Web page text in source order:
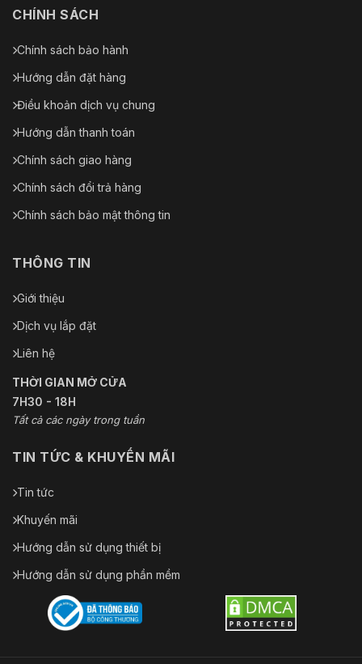
CHÍNH SÁCH
Chính sách bảo hành
Hướng dẫn đặt hàng
Điều khoản dịch vụ chung
Hướng dẫn thanh toán
Chính sách giao hàng
Chính sách đổi trả hàng
Chính sách bảo mật thông tin
THÔNG TIN
Giới thiệu
Dịch vụ lắp đặt
Liên hệ
THỜI GIAN MỞ CỬA
7H30 - 18H
Tất cả các ngày trong tuần
TIN TỨC & KHUYẾN MÃI
Tin tức
Khuyến mãi
Hướng dẫn sử dụng thiết bị
Hướng dẫn sử dụng phần mềm